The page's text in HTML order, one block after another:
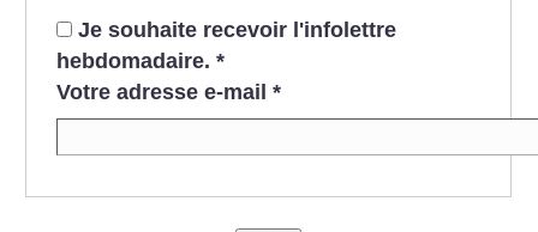
Je souhaite recevoir l'infolettre
hebdomadaire. *
Votre adresse e-mail *